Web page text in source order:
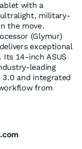
with a
military-
the move.
(Glymur)
exceptional
14-inch ASUS
leading
3.0 and integrated
from